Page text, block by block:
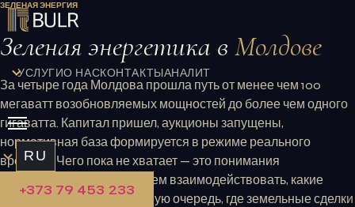
Перейти
содержимому
УСЛУГИО НАСКОНТАКТЫАНАЛИТИКА
RU
+373 79 453 233
ЗЕЛЕНАЯ ЭНЕРГИЯ
Зеленая энергетика в Молдове
За четыре года Молдова прошла путь от менее чем 100
мегаватт возобновляемых мощностей до более чем одного
гигаватта. Капитал пришел, аукционы запущены,
нормативная база формируется в режиме реального
времени. Чего пока не хватает — это понимания
практической стороны: с кем взаимодействовать, какие
разрешения нужны в первую очередь, где земельные сделки